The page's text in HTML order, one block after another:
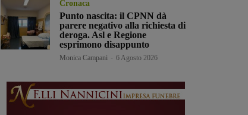
Cronaca
Punto nascita: il CPNN dà
parere negativo alla richiesta di
deroga. Asl e Regione
esprimono disappunto
Monica Campani 6 Agosto 2026